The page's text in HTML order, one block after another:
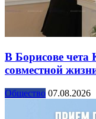
В Борисове чета
совместной
Общество 07.08.2026